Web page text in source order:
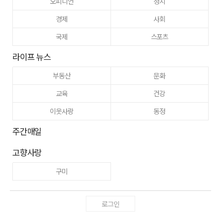
경제
사회
국제
스포츠
라이프 뉴스
부동산
문화
교육
건강
이웃사랑
동정
주간매일
고향사랑
구미
로그인